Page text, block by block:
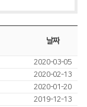
날짜
2020-03-05
2020-02-13
2020-01-20
2019-12-13